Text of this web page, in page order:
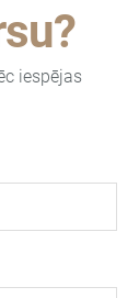
iespējas